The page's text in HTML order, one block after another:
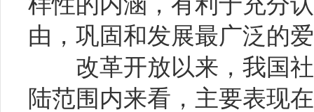
由，巩固和发展最广泛的
改革开放以来，我国社
陆范围内来看，主要表现